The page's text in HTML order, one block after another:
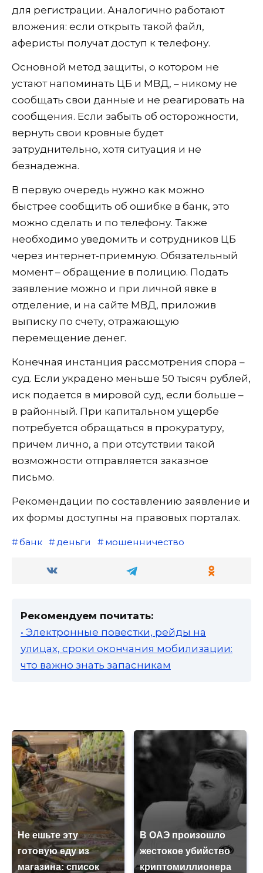
для регистрации. Аналогично работают
вложения: если открыть такой файл,
аферисты получат доступ к телефону.
Основной метод защиты, о котором не
устают напоминать ЦБ и МВД, – никому не
сообщать свои данные и не реагировать на
сообщения. Если забыть об осторожности,
вернуть свои кровные будет
затруднительно, хотя ситуация и не
безнадежна.
В первую очередь нужно как можно
быстрее сообщить об ошибке в банк, это
можно сделать и по телефону. Также
необходимо уведомить и сотрудников ЦБ
через интернет-приемную. Обязательный
момент – обращение в полицию. Подать
заявление можно и при личной явке в
отделение, и на сайте МВД, приложив
выписку по счету, отражающую
перемещение денег.
Конечная инстанция рассмотрения спора –
суд. Если украдено меньше 50 тысяч рублей,
иск подается в мировой суд, если больше –
в районный. При капитальном ущербе
потребуется обращаться в прокуратуру,
причем лично, а при отсутствии такой
возможности отправляется заказное
письмо.
Рекомендации по составлению заявление и
их формы доступны на правовых порталах.
банк деньги мошенничество
Рекомендуем почитать:
• Электронные повестки, рейды на
улицах, сроки окончания мобилизации:
что важно знать запасникам
Не ешьте эту
готовую еду из
магазина: список
В ОАЭ произошло
жестокое убийство
криптомиллионера